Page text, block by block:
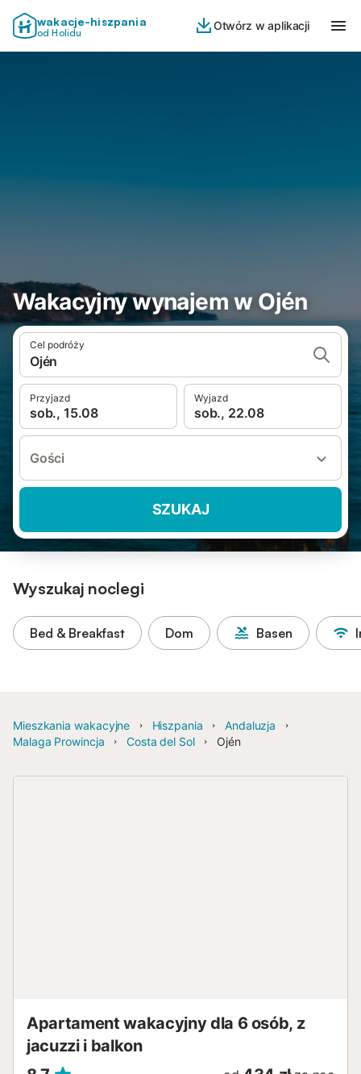
wakacje-hiszpania
od Holidu
Otwórz w aplikacji
Wakacyjny wynajem w Ojén
Cel podróży
Ojén
Przyjazd
sob., 15.08
Wyjazd
sob., 22.08
Gości
SZUKAJ
Wyszukaj noclegi
Bed & Breakfast Dom Basen
Mieszkania wakacyjne Hiszpania
Andaluzja
Malaga Prowincja
Costa del Sol Ojén
Apartament wakacyjny dla 6 osób, z
jacuzzi i balkon